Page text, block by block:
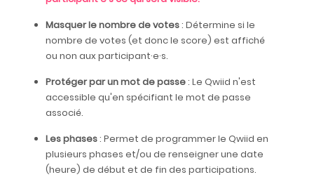
Masquer le nombre de votes: Détermine si le
nombre de votes (et donc le score) est affiché
ou non aux participant·e·s.
Protéger par un mot de passe: Le Qwiid n'est
accessible qu'en spécifiant le mot de passe
associé.
Les phases: Permet de programmer le Qwiid en
plusieurs phases et/ou de renseigner une date
(heure) de début et de fin des participations.